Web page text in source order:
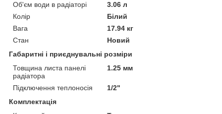
Об'єм води в радіаторі
3.06 л
Колір
Білий
Вага
17.94 кг
Стан
Новий
Габаритні і приєднувальні розміри
Товщина листа панелі
радіатора
1.25 мм
Підключення теплоносія
1/2"
Комплектація